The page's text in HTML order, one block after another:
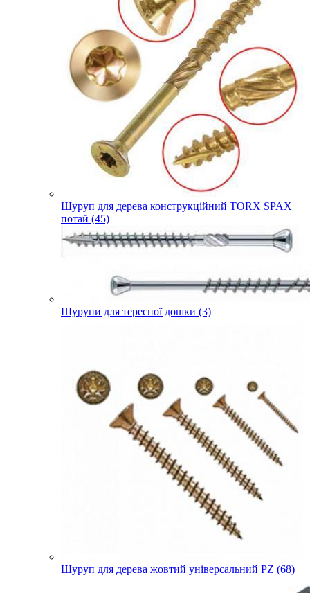
Шуруп для дерева конструкційний TORX SPAX
потай (45)
Шурупи для тересної дошки (3)
Шуруп для дерева жовтий універсальний PZ (68)